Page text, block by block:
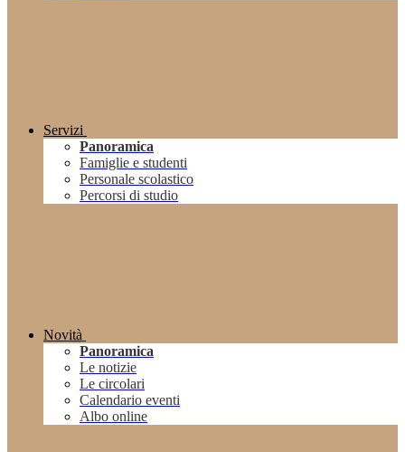
Servizi
Panoramica
Famiglie e studenti
Personale scolastico
Percorsi di studio
Novità
Panoramica
Le notizie
Le circolari
Calendario eventi
Albo online